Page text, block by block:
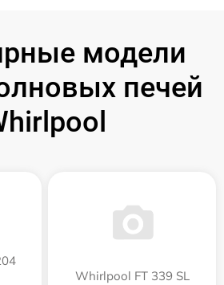
модели
печей
Whirlpool FT 339 SL